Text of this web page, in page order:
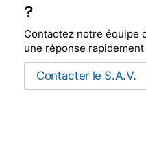
?
Contactez notre équipe
une réponse rapidement
Contacter le S.A.V.